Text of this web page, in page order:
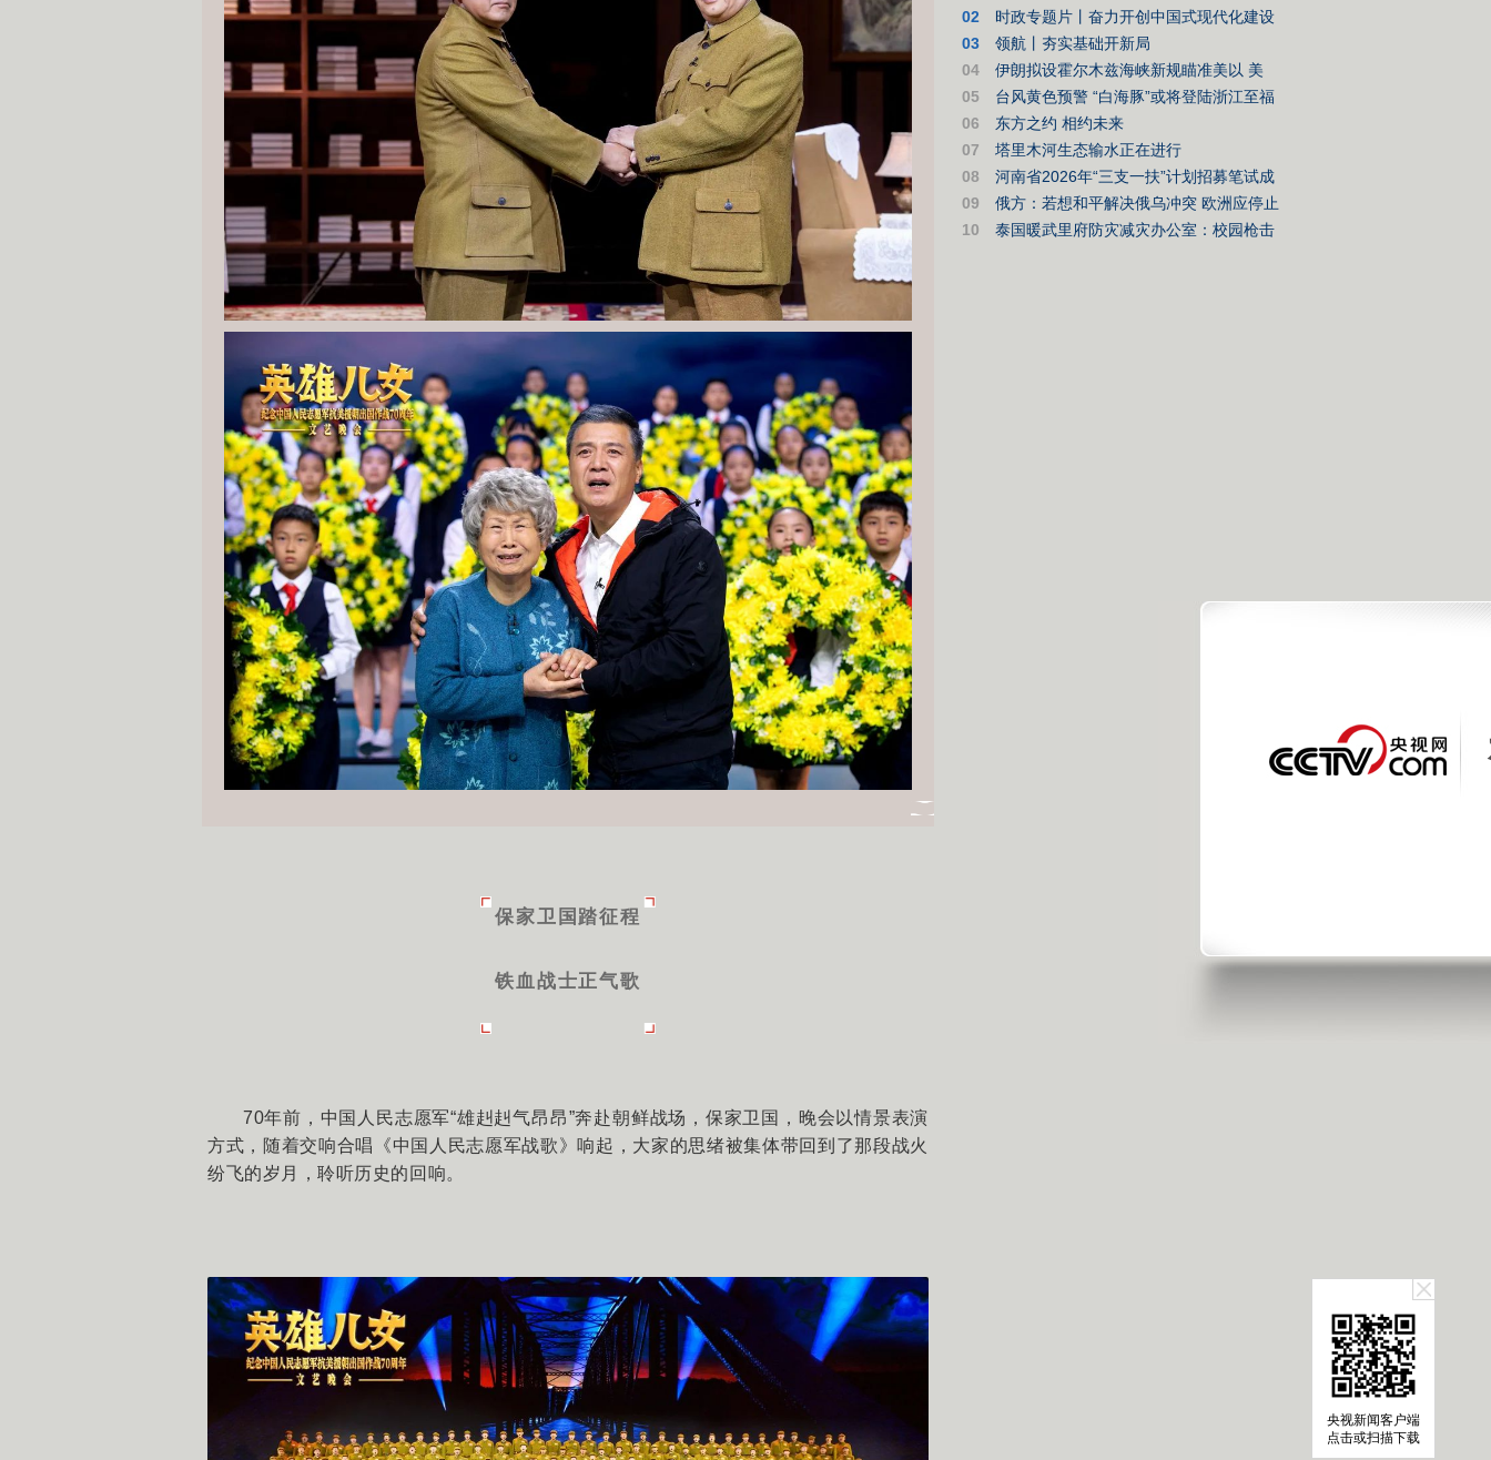
央视新闻客户端
点击或扫描下载
保家卫国踏征程
铁血战士正气歌
70年前，中国人民志愿军“雄赳赳气昂昂”奔赴朝鲜战场，保家卫国，晚会以情景表演
方式，随着交响合唱《中国人民志愿军战歌》响起，大家的思绪被集体带回到了那段战火
纷飞的岁月，聆听历史的回响。
与相关谈判
02
时政专题片丨奋力开创中国式现代化建设
新局面——习近平总书记今年以来治国理政纪
实
03
领航丨夯实基础开新局
04
伊朗拟设霍尔木兹海峡新规瞄准美以 美
国“硬蹭”谈判桌
05
台风黄色预警 “白海豚”或将登陆浙江至福
建北部沿海地区
06
东方之约 相约未来
07
塔里木河生态输水正在进行
08
河南省2026年“三支一扶”计划招募笔试成
绩作废 重新组织笔试
09
俄方：若想和平解决俄乌冲突 欧洲应停止
援乌
10
泰国暖武里府防灾减灾办公室：校园枪击